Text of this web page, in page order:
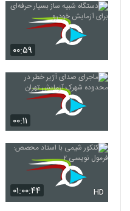
۰۰:۵۹
۰۰:۱۱
۰۱:۰۰:۴۴ HD